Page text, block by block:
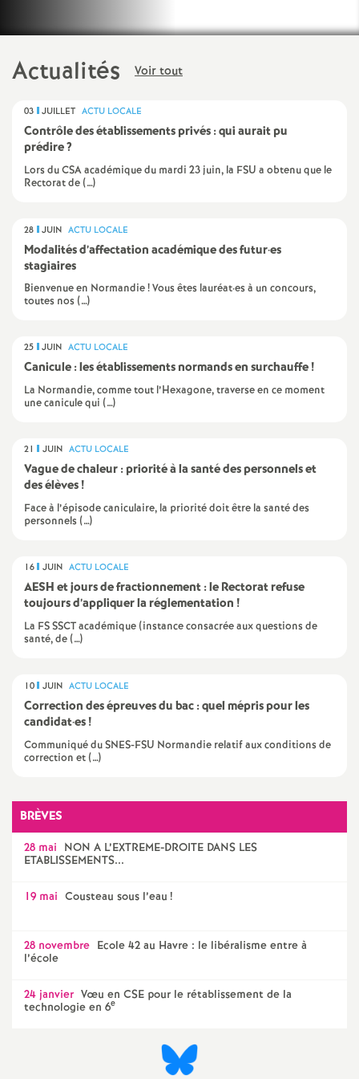
n
t
d
e
e
o
n
d
e
r
é
O
r
a
n
Actualités Voir tout
03 JUILLET ACTU LOCALE
Contrôle des établissements privés : qui aurait pu
prédire?
Lors du CSA académique du mardi 23 juin, la FSU a obtenu que le
Rectorat de (…)
28 JUIN ACTU LOCALE
Modalités d’affectation académique des futur·es
stagiaires
Bienvenue en Normandie ! Vous êtes lauréat·es à un concours,
toutes nos (…)
25 JUIN ACTU LOCALE
Canicule : les établissements normands en surchauffe!
La Normandie, comme tout l’Hexagone, traverse en ce moment
une canicule qui (…)
21 JUIN ACTU LOCALE
Vague de chaleur : priorité à la santé des personnels et
des élèves!
Face à l’épisode caniculaire, la priorité doit être la santé des
personnels (…)
16 JUIN ACTU LOCALE
AESH et jours de fractionnement : le Rectorat refuse
toujours d’appliquer la réglementation !
La FS SSCT académique (instance consacrée aux questions de
santé, de (…)
10 JUIN ACTU LOCALE
Correction des épreuves du bac : quel mépris pour les
candidat·es!
Communiqué du SNES-FSU Normandie relatif aux conditions de
correction et (…)
BRÈVES
28 mai NON A L’EXTREME-DROITE DANS LES
ETABLISSEMENTS...
19 mai Cousteau sous l’eau !
28 novembre Ecole 42 au Havre : le libéralisme entre à
l’école
24 janvier Vœu en CSE pour le rétablissement de la
technologie en 6e